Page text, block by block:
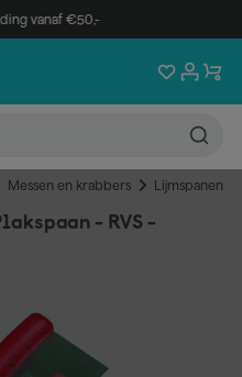
vanaf €50,-
Messen en krabbers Lijmspanen
- RVS -